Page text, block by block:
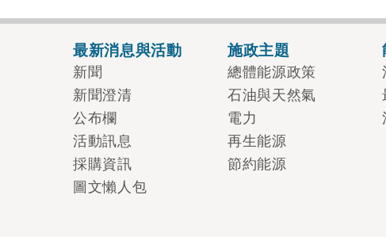
最新消息與活動
新聞
新聞澄清
公布欄
活動訊息
採購資訊
圖文懶人包
施政主題
總體能源政策
石油與天然氣
電力
再生能源
節約能源